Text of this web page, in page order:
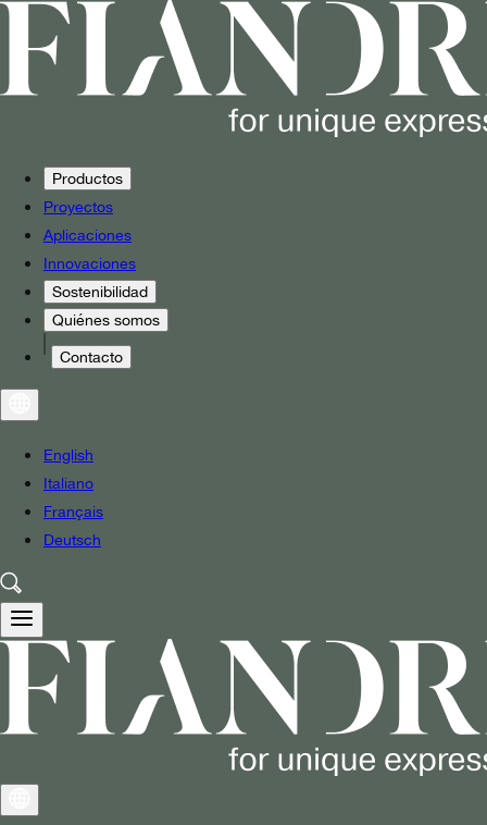
Productos
Proyectos
Aplicaciones
Innovaciones
Sostenibilidad
Quiénes somos
Contacto
English
Italiano
Français
Deutsch